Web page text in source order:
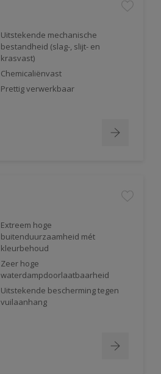
Uitstekende mechanische
bestandheid (slag-, slijt- en
krasvast)
Chemicaliënvast
Prettig verwerkbaar
Extreem hoge
buitenduurzaamheid mét
kleurbehoud
Zeer hoge
waterdampdoorlaatbaarheid
Uitstekende bescherming tegen
vuilaanhang